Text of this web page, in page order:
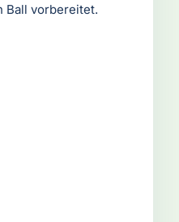
Ball vorbereitet.